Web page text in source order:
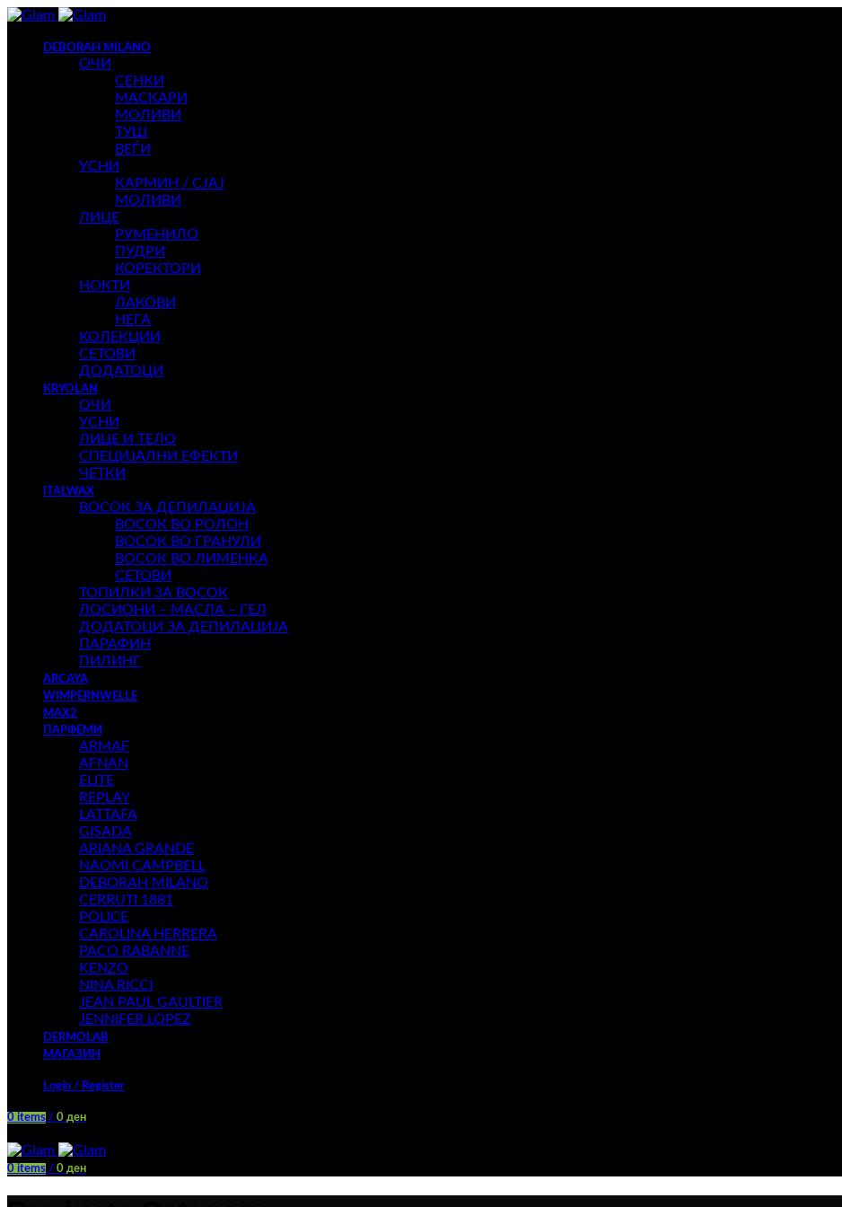
DEBORAH MILANO
ОЧИ
СЕНКИ
МАСКАРИ
МОЛИВИ
ТУШ
ВЕЃИ
УСНИ
КАРМИН / СЈАЈ
МОЛИВИ
ЛИЦЕ
РУМЕНИЛО
ПУДРИ
КОРЕКТОРИ
НОКТИ
ЛАКОВИ
НЕГА
КОЛЕКЦИИ
СЕТОВИ
ДОДАТОЦИ
KRYOLAN
ОЧИ
УСНИ
ЛИЦЕ И ТЕЛО
СПЕЦИЈАЛНИ ЕФЕКТИ
ЧЕТКИ
ITALWAX
ВОСОК ЗА ДЕПИЛАЦИЈА
ВОСОК ВО РОЛОН
ВОСОК ВО ГРАНУЛИ
ВОСОК ВО ЛИМЕНКА
СЕТОВИ
ТОПИЛКИ ЗА ВОСОК
ЛОСИОНИ – МАСЛА – ГЕЛ
ДОДАТОЦИ ЗА ДЕПИЛАЦИЈА
ПАРАФИН
ПИЛИНГ
ARCAYA
WIMPERNWELLE
MAX2
ПАРФЕМИ
ARMAF
AFNAN
ELITE
REPLAY
LATTAFA
GISADA
ARIANA GRANDE
NAOMI CAMPBELL
DEBORAH MILANO
CERRUTI 1881
POLICE
CAROLINA HERRERA
PACO RABANNE
KENZO
NINA RICCI
JEAN PAUL GAULTIER
JENNIFER LOPEZ
DERMOLAB
МАГАЗИН
Login / Register
0 items / 0 ден
0 items / 0 ден